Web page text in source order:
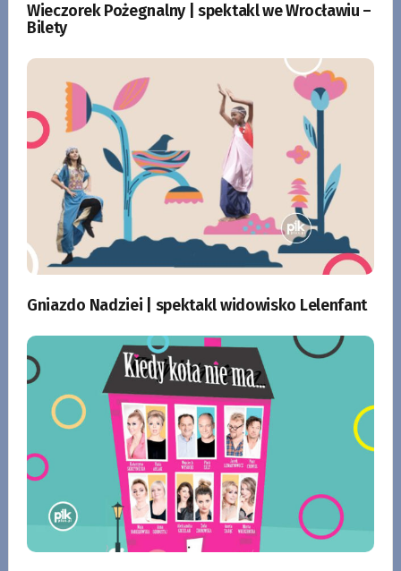
Wieczorek Pożegnalny | spektakl we Wrocławiu –
Bilety
Gniazdo Nadziei | spektakl widowisko Lelenfant